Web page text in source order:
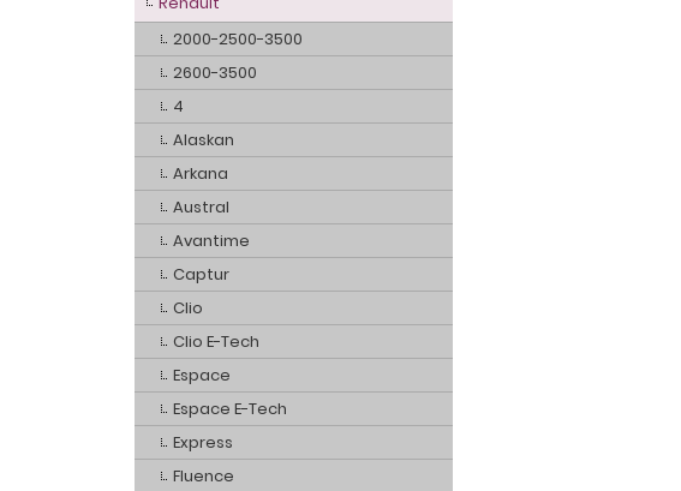
2000-2500-3500
2600-3500
4
Alaskan
Arkana
Austral
Avantime
Captur
Clio
Clio E-Tech
Espace
Espace E-Tech
Express
Fluence